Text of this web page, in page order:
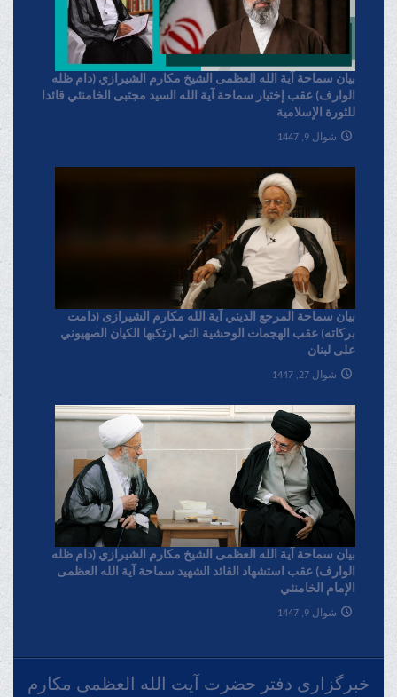
بیان سماحة آیة الله العظمی الشیخ مکارم الشیرازي (دام ظله
الوارف) عقب إختیار سماحة آیة الله السید مجتبی الخامنئي قائدا
للثورة الإسلامیة
شوال 9, 1447
بیان سماحة المرجع الدیني آية الله مکارم الشیرازی (دامت
برکاته) عقب الهجمات الوحشية التي ارتکبها الکيان الصهیوني
علی لبنان
شوال 27, 1447
بیان سماحة آیة الله العظمی الشیخ مکارم الشیرازي (دام ظله
الوارف) عقب استشهاد القائد الشهید سماحة آیة الله العظمی
الإمام الخامنئي
شوال 9, 1447
خبرگزاری دفتر حضرت آیت الله العظمی مکارم